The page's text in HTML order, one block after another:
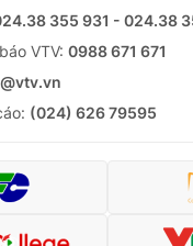
355 931 - 024.38
VTV: 0988 671 671
(024) 626 79595